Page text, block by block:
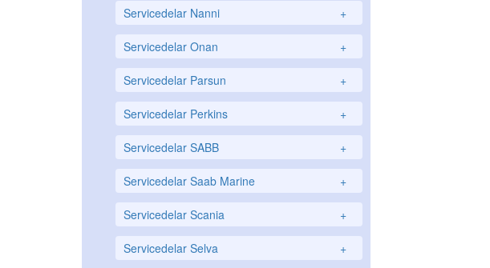
Servicedelar Nanni +
Servicedelar Onan +
Servicedelar Parsun +
Servicedelar Perkins +
Servicedelar SABB +
Servicedelar Saab Marine +
Servicedelar Scania +
Servicedelar Selva +